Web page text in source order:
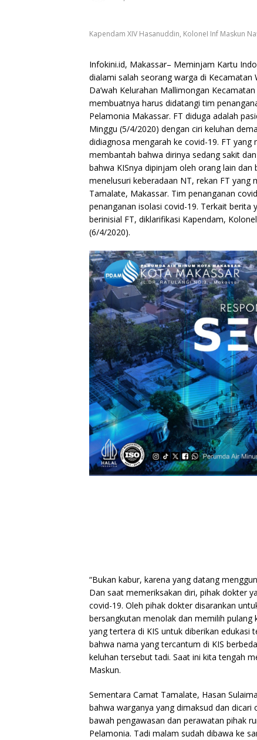
Kapendam XIV Hasanuddin, KoloneI Inf Maskun
Infokini.id, Makassar– Meminjam Kartu
dialami salah seorang warga di Kecamatan
Da’wah Kelurahan Mallimongan
membuatnya harus didatangi tim
Pelamonia Makassar. FT diduga adalah
Minggu (5/4/2020) dengan ciri keluhan
didiagnosa mengarah ke covid-19. FT
membantah bahwa dirinya sedang sakit
bahwa KISnya dipinjam oleh orang lain
menelusuri keberadaan NT, rekan FT yang
Tamalate, Makassar. Tim penanganan
penanganan isolasi covid-19. Terkait berita
berinisial FT, diklarifikasi Kapendam,
(6/4/2020).
“Bukan kabur, karena yang datang
Dan saat memeriksakan diri, pihak dokter
covid-19. Oleh pihak dokter disarankan
bersangkutan menolak dan memilih
yang tertera di KIS untuk diberikan edukasi
bahwa nama yang tercantum di KIS
keluhan tersebut tadi. Saat ini kita tengah
Maskun.
Sementara Camat Tamalate, Hasan
bahwa warganya yang dimaksud dan dicari
bawah pengawasan dan perawatan pihak
Pelamonia. Tadi malam sudah dibawa ke